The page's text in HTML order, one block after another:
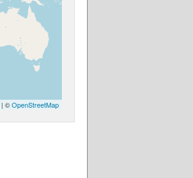
| ©OpenStreetMap